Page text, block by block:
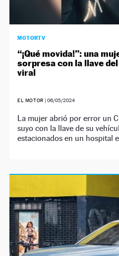
MOTORTV
“¡Qué movida!”: una
sorpresa con la llave
viral
EL MOTOR | 06/05/2024
La mujer abrió por error un
suyo con la llave de su
estacionados en un hospital